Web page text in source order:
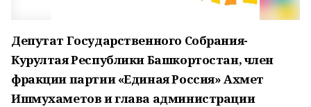
Депутат Государственного Собрания-
Курултая Республики Башкортостан, член
фракции партии «Единая Россия» Ахмет
Ишмухаметов и глава администрации